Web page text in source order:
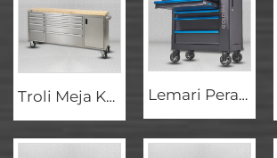
Troli Meja Kerja Kotak Perkakas 10 Laci GLS7010 Baja Dingin SPCC Lemari Peralatan Rol 7 Laci GL3307-H, Lemari Penyimpanan Logam Klasik, Troli Bengkel